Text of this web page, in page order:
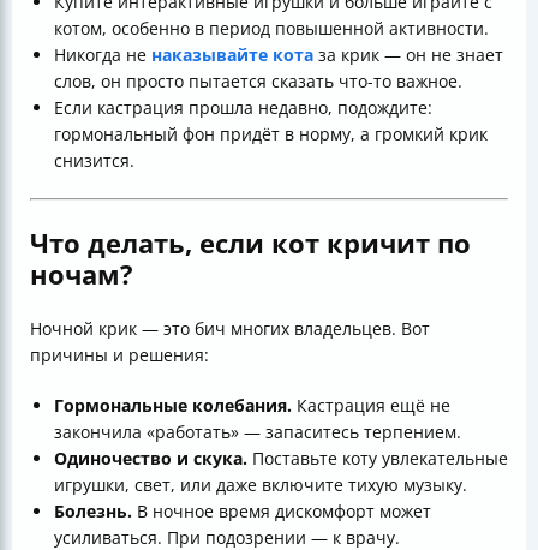
котом, особенно в период повышенной активности.
Никогда не наказывайте кота за крик — он не знает
слов, он просто пытается сказать что-то важное.
Если кастрация прошла недавно, подождите:
гормональный фон придёт в норму, а громкий крик
снизится.
Что делать, если кот кричит по
ночам?
Ночной крик — это бич многих владельцев. Вот
причины и решения:
Гормональные колебания. Кастрация ещё не
закончила «работать» — запаситесь терпением.
Одиночество и скука. Поставьте коту увлекательные
игрушки, свет, или даже включите тихую музыку.
Болезнь. В ночное время дискомфорт может
усиливаться. При подозрении — к врачу.